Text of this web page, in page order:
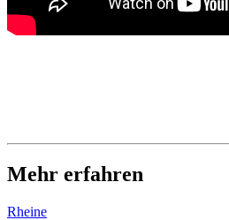
Mehr erfahren
Rheine